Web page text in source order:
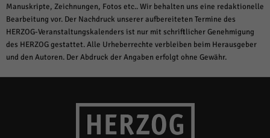
Manuskripte, Zeichnungen, Fotos etc.. Wir behalten uns eine redaktionelle
Bearbeitung vor. Der Nachdruck unserer aufbereiteten Termine des
HERZOG-Veranstaltungskalenders ist nur mit schriftlicher Genehmigung
des HERZOG gestattet. Alle Urheberrechte verbleiben beim Herausgeber
und den Autoren. Der Abdruck der Angaben erfolgt ohne Gewähr.